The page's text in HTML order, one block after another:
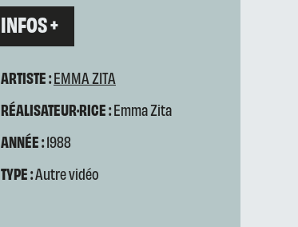
INFOS +
ARTISTE :EMMA ZITA
RÉALISATEUR·RICE :Emma Zita
ANNÉE :1988
TYPE :Autre vidéo